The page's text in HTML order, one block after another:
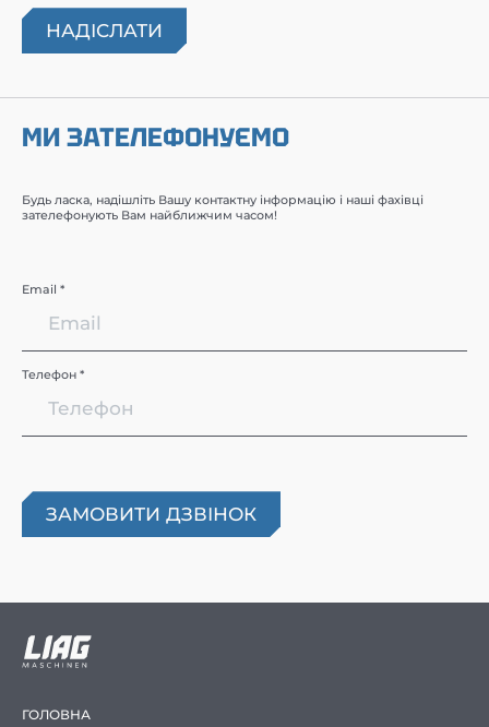
МИ ЗАТЕЛЕФОНУЄМО
Будь ласка, надішліть Вашу контактну інформацію і наші фахівці
зателефонують Вам найближчим часом!
Email *
Телефон *
ГОЛОВНА